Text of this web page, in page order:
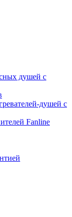
душей с
душей с
Fanline